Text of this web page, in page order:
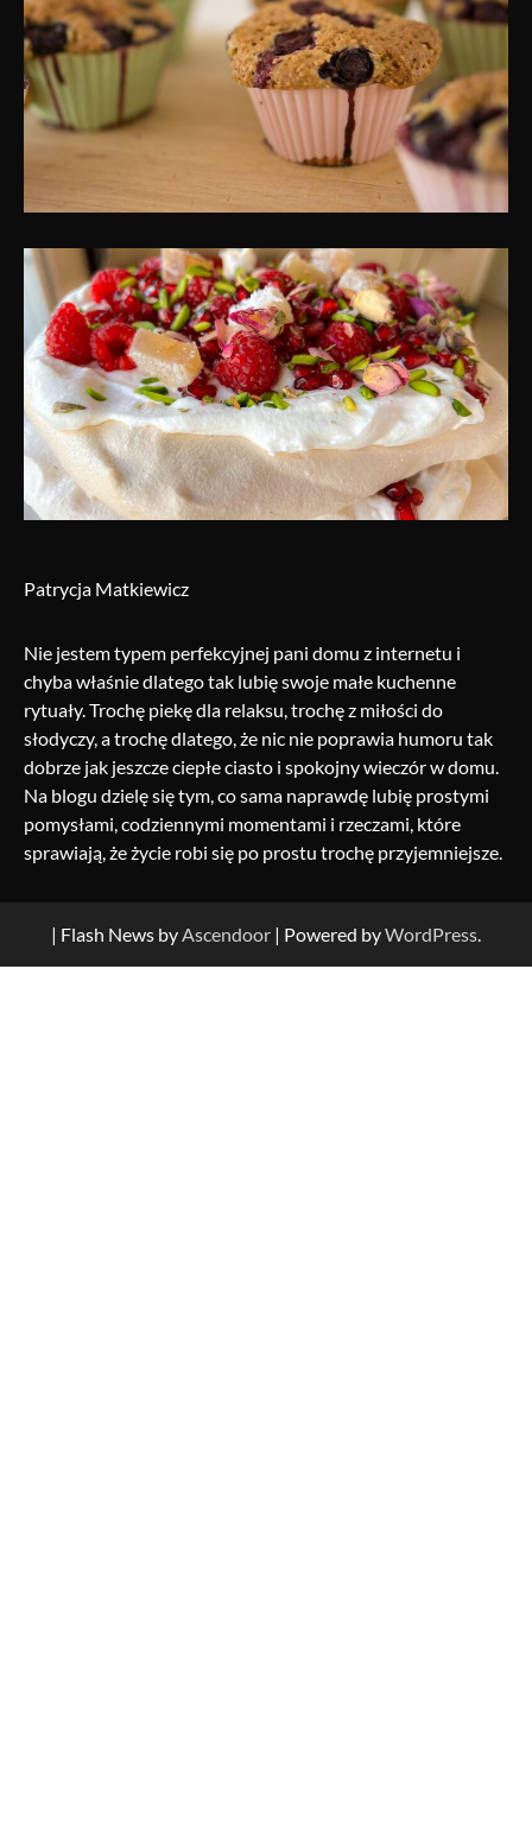
Patrycja Matkiewicz
Nie jestem typem perfekcyjnej pani domu z internetu i
chyba właśnie dlatego tak lubię swoje małe kuchenne
rytuały. Trochę piekę dla relaksu, trochę z miłości do
słodyczy, a trochę dlatego, że nic nie poprawia humoru tak
dobrze jak jeszcze ciepłe ciasto i spokojny wieczór w domu.
Na blogu dzielę się tym, co sama naprawdę lubię prostymi
pomysłami, codziennymi momentami i rzeczami, które
sprawiają, że życie robi się po prostu trochę przyjemniejsze.
| Flash News byAscendoor | Powered byWordPress.